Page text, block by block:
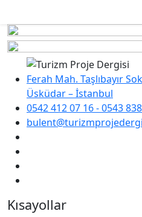
Ferah Mah. Taşlıbayır
Üsküdar – İstanbul
0542 412 07 16 - 0543
Kısayollar